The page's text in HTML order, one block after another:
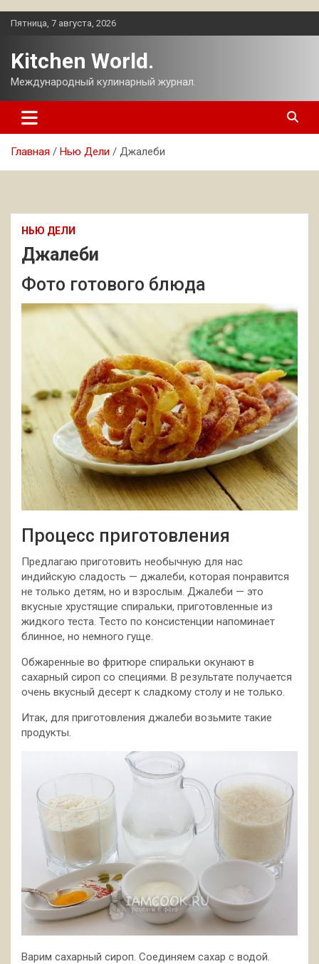
Перейти
Пятница, 7 августа, 2026
Kitchen World.
Международный кулинарный журнал.
Главная Нью Дели Джалеби
НЬЮ ДЕЛИ
Джалеби
Фото готового блюда
Процесс приготовления
Предлагаю приготовить необычную для нас
индийскую сладость — джалеби, которая понравится
не только детям, но и взрослым. Джалеби — это
вкусные хрустящие спиральки, приготовленные из
жидкого теста. Тесто по консистенции напоминает
блинное, но немного гуще.
Обжаренные во фритюре спиральки окунают в
сахарный сироп со специями. В результате получается
очень вкусный десерт к сладкому столу и не только.
Итак, для приготовления джалеби возьмите такие
продукты.
Варим сахарный сироп. Соединяем сахар с водой.